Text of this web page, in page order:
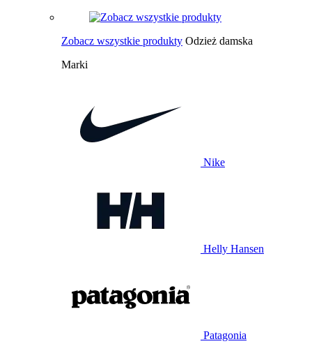
Zobacz wszystkie produkty Odzież damska
Marki
Nike
Helly Hansen
Patagonia